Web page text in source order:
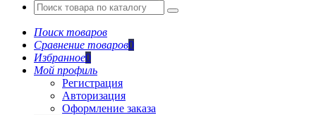
Поиск товаров
Сравнение товаров0
Избранное0
Мой профиль
Регистрация
Авторизация
Оформление заказа